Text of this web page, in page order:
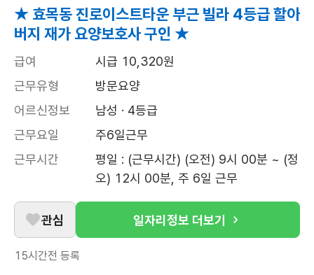
★ 효목동 진로이스트타운 부근 빌라 4등급 할아
버지 재가 요양보호사 구인 ★
급여
시급 10,320원
근무유형
방문요양
어르신정보
남성 · 4등급
근무요일
주6일근무
근무시간
평일 : (근무시간) (오전) 9시 00분 ~ (정
오) 12시 00분, 주 6일 근무
관심 일자리정보 더보기
15시간전 등록